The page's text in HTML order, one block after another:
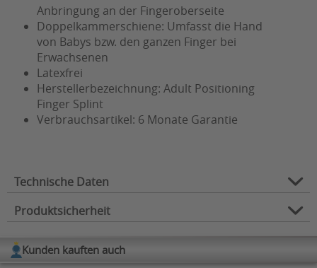
Anbringung an der Fingeroberseite
Doppelkammerschiene: Umfasst die Hand
von Babys bzw. den ganzen Finger bei
Erwachsenen
Latexfrei
Herstellerbezeichnung: Adult Positioning
Finger Splint
Verbrauchsartikel: 6 Monate Garantie
Technische Daten
Hersteller:
URIAS
Verwendungszweck:
Produktsicherheit
Herstellerinformation
Kunden kauften auch